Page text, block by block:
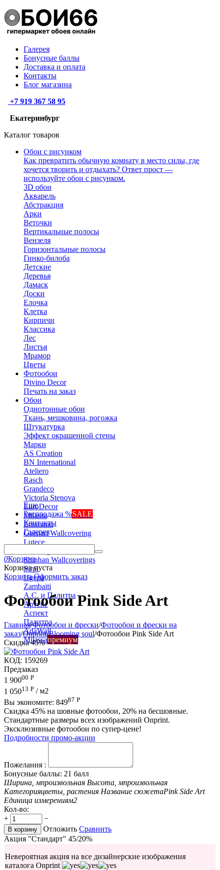
Галерея
Бонусные баллы
Доставка и оплата
Контакты
Блог магазина
+7 919 367 58 95
Екатеринбург
Каталог товаров
Обои с рисунком
Как превратить обычную комнату в место силы, где
хочется творить и отдыхать? Ответ прост —
используйте обои с рисунком.
3D обои
Акварель
Абстракция
Арки
Веточки
Вертикальные полосы
Вензеля
Горизонтальные полосы
Гинко-билоба
Детские
Деревья
Дамаск
Доски
Елочка
Клетка
Кирпичи
Классика
Лес
Листья
Мрамор
Цветы
Фотообои
Divino Decor
Печать на заказ
Обои
Однотонные обои
Ткань, мешковина, рогожка
Штукатурка
Эффект окрашенной стены
Марки
AS Creation
BN International
Ateliero
Rasch
Grandeco
Victoria Stenova
EuroDecor
Milassa
Erismann
Gaenari Wallcovering
Lutece
Shinhan Wallcoverings
Sirpi
Ugepa
Zambaiti
А.С. и Палитра
Артекс
Аспект
Палитра
AdaWall
Milassaпремиум
Еще
Распродажа %SALE
Контакты
Галерея
0Корзина
Корзина пуста
Корзина Оформить заказ
Фотообои Pink Side Art
Главная/Фотообои и фрески/Фотообои и фрески на
заказ/Onprint/Blooming soul/Фотообои Pink Side Art
Скидка45%
КОД: 159269
Предзаказ
1 90000 Р
1 05013 Р / м2
Вы экономите: 84987 Р
Скидка 45% на шовные фотообои, 20% на бесшовные.
Стандартные размеры всех изображений Onprint.
Эксклюзивные фотообои по супер-цене!
Подробности промо-акции
Пожелания :
Бонусные баллы: 21 балл
Ширина, мпроизвольная Высота, мпроизвольная
Категорияцветы, растения Название сюжетаPink Side Art
Единица измерениям2
Кол-во:
+
−
В корзину Отложить Сравнить
Акция "Стандарт" 45/20%
Невероятная акция на все дизайнерские изображения
каталога Onprint